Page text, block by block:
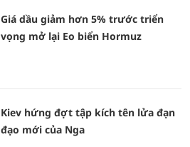
Giá dầu giảm hơn 5% trước triển
vọng mở lại Eo biển Hormuz
Kiev hứng đợt tập kích tên lửa đạn
đạo mới của Nga